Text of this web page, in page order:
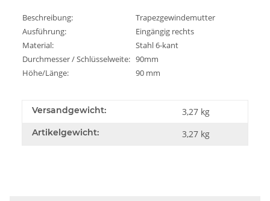
Beschreibung:
Trapezgewindemutter
Ausführung:
Eingängig rechts
Material:
Stahl 6-kant
Durchmesser / Schlüsselweite: 90mm
Höhe/Länge:
90 mm
Versandgewicht: 3,27 kg
Artikelgewicht: 3,27 kg